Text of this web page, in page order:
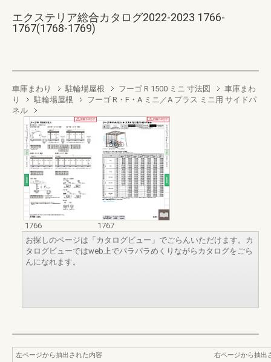
エクステリア総合カタログ2022-2023 1766-
1767(1768-1769)
車庫まわり 駐輪場屋根 フーゴ R 1500 ミニ 寸法図
車庫まわ
り
駐輪場屋根
フーゴ R・F・A ミニ／A プラス ミニ用 サイドパ
ネル
1766
1767
お探しのページは「カタログビュー」でごらんいただけます。カ
タログビューではweb上でパラパラめくりながらカタログをごら
んになれます。
左ページから抽出された内容
右ページから抽出